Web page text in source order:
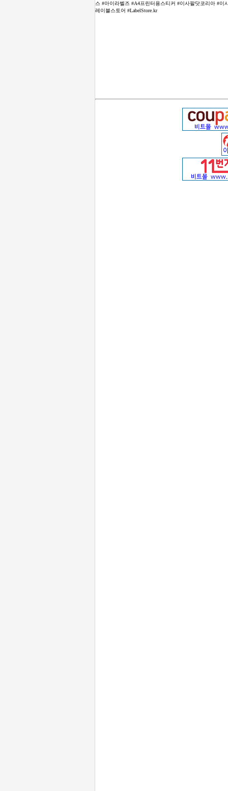
스 #아이라벨즈 #A4프린터용스티커 #이사팔닷코리아 #이
레이블스토어 #LabelStore.kr